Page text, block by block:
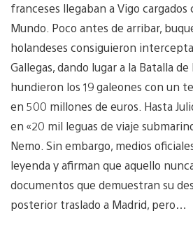
franceses llegaban a Vigo
Mundo. Poco antes de arribar,
holandeses consiguieron
Gallegas, dando lugar a la Batalla de
hundieron los 19 galeones con un
en 500 millones de euros. Hasta
en «20 mil leguas de viaje
Nemo. Sin embargo, medios
leyenda y afirman que aquello
documentos que demuestran su
posterior traslado a Madrid, pero…